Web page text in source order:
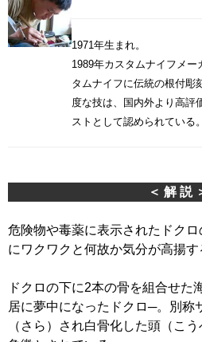
1971年生まれ。
1989年カスタムナイフメ
タムナイフに伝統の根付彫
度な技は、国内外より高評
ストとして認められている。
＜ 解 説
危険物や毒薬に表示されたドク
にワクワクと何故か気分が高揚す
ドクロの下に2本の骨を組合せた
居に夢中になったドクロ─。別称
（さら）され白骨化した頭（こ